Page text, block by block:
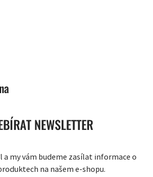
NEWSLETTER
a my vám budeme zasílat informace o
na našem e-shopu.